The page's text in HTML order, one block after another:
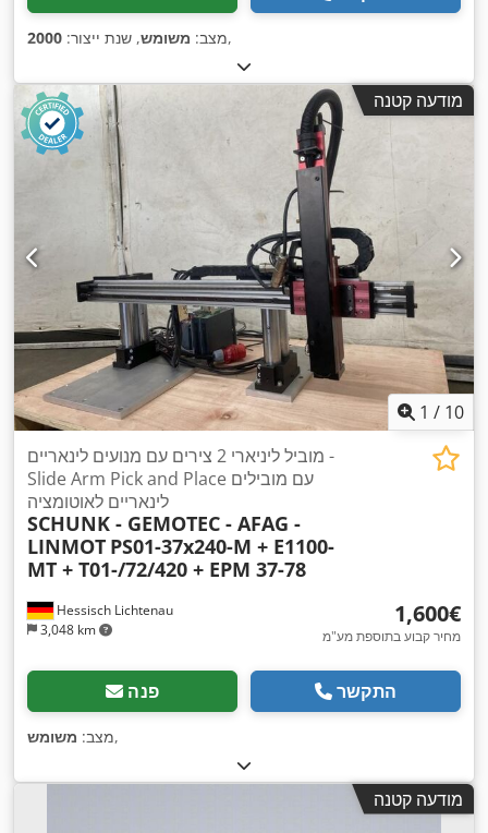
מצב: משומש, שנת ייצור: 2000 ,
מודעה קטנה
1 / 10
Hessisch Lichtenau
3,048 km
מוביל ליניארי 2 צירים עם מנועים לינאריים -
Slide Arm Pick and Place עם מובילים
לינאריים לאוטומציה
SCHUNK - GEMOTEC - AFAG -
LINMOT PS01-37x240-M + E1100-
MT + T01-/72/420 + EPM 37-78
‏1,600 ‏€
מחיר קבוע בתוספת מע"מ
פנה התקשר
מצב: משומש ,
מודעה קטנה